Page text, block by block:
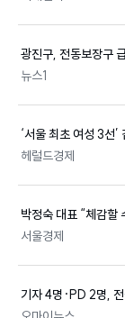
광진구, 전동보장구
뉴스1
‘서울 최초 여성 3선
헤럴드경제
박정숙 대표 “체감할
서울경제
기자 4명·PD 2명, 전